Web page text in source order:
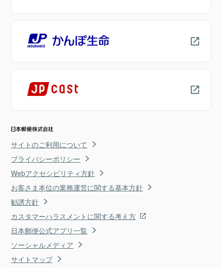
サイトのご利用について
プライバシーポリシー
Webアクセシビリティ方針
お客さま本位の業務運営に関する基本方針
勧誘方針
カスタマーハラスメントに関する考え方
日本郵便公式アプリ一覧
ソーシャルメディア
サイトマップ